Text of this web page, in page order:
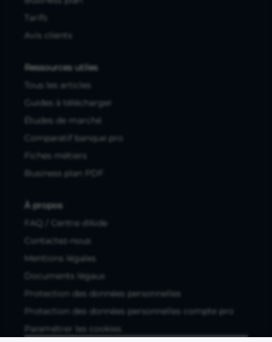
Tarifs
Avis clients
Ressources utiles
Tous les articles
Guides à télécharger
Études de marché
Comparatif banque pro
Fiches métiers
Business plan PDF
À propos
FAQ / Centre d'Aide
Contactez-nous
Mentions légales
Documents légaux
Protection des données personnelles
Protection des données personnelles compte pro
Paramétrer les cookies